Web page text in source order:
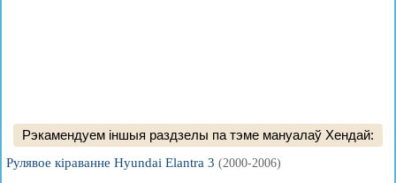
Рэкамендуем іншыя раздзелы па тэме мануалаў Хендай:
Рулявое кіраванне Hyundai Elantra 3 (2000-2006)